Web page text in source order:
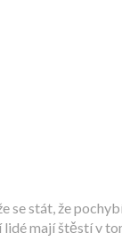
se stát, že
mají štěstí v